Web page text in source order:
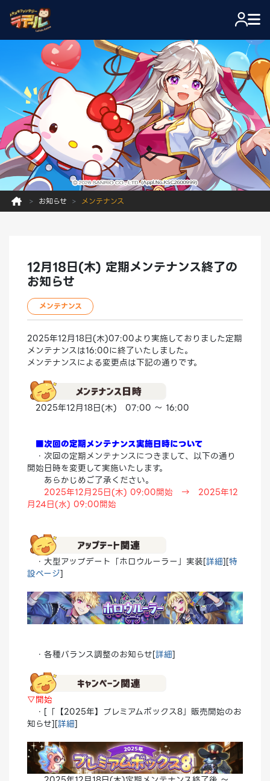
お知らせ メンテナンス
12月18日(木) 定期メンテナンス終了の
お知らせ
メンテナンス
2025年12月18日(木)07:00より実施しておりました定期
メンテナンスは16:00に終了いたしました。
メンテナンスによる変更点は下記の通りです。
2025年12月18日(木) 07:00 ～ 16:00
■次回の定期メンテナンス実施日時について
・次回の定期メンテナンスにつきまして、以下の通り
開始日時を変更して実施いたします。
あらかじめご了承ください。
2025年12月25日(木) 09:00開始 → 2025年12
月24日(水) 09:00開始
・大型アップデート「ホロウルーラー」実装[詳細][特
設ページ]
・各種バランス調整のお知らせ[詳細]
▽開始
・[「【2025年】プレミアムボックス8」販売開始のお
知らせ][詳細]